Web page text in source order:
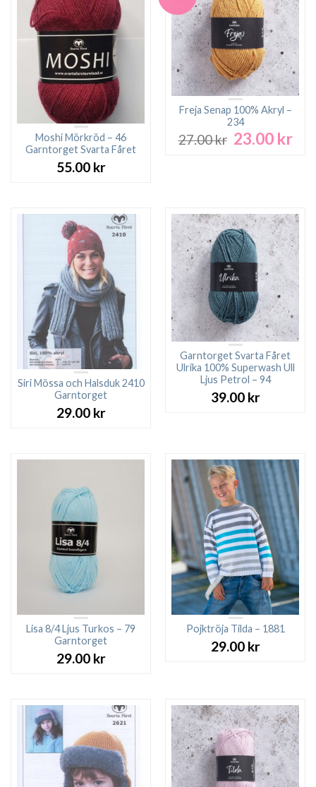
Moshi Mörkröd – 46
Garntorget Svarta Fåret
55.00 kr
Freja Senap 100% Akryl –
234
27.00kr Det
23.00 krDet
Siri Mössa och Halsduk 2410
Garntorget
29.00 kr
Garntorget Svarta Fåret
Ulrika 100% Superwash Ull
Ljus Petrol – 94
39.00 kr
Lisa 8/4 Ljus Turkos – 79
Garntorget
29.00 kr
Pojktröja Tilda – 1881
29.00 kr